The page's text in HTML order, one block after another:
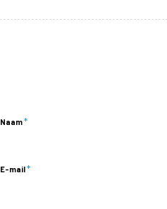
Naam*
E-mail*